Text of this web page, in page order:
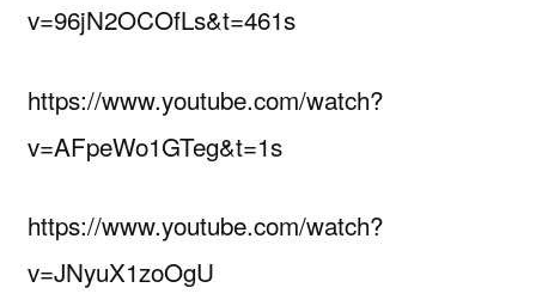
v=96jN2OCOfLs&t=461s
https://www.youtube.com/watch?
v=AFpeWo1GTeg&t=1s
https://www.youtube.com/watch?
v=JNyuX1zoOgU